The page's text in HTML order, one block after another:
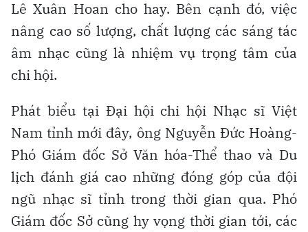
Lê Xuân Hoan cho hay. Bên cạnh đó, việc
nâng cao số lượng, chất lượng các sáng tác
âm nhạc cũng là nhiệm vụ trọng tâm của
chi hội.
Phát biểu tại Đại hội chi hội Nhạc sĩ Việt
Nam tỉnh mới đây, ông Nguyễn Đức Hoàng-
Phó Giám đốc Sở Văn hóa-Thể thao và Du
lịch đánh giá cao những đóng góp của đội
ngũ nhạc sĩ tỉnh trong thời gian qua. Phó
Giám đốc Sở cũng hy vọng thời gian tới, các